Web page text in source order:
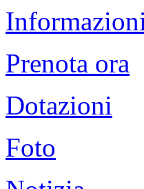
Prenota ora
Dotazioni
Foto